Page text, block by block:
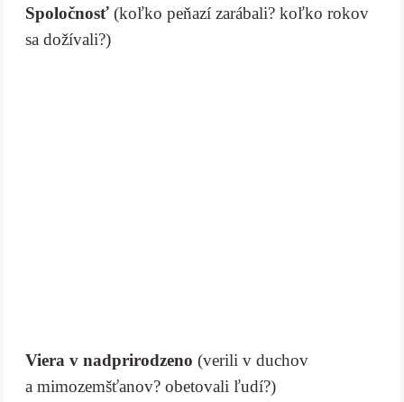
Spoločnosť (koľko peňazí zarábali? koľko rokov
sa dožívali?)
Viera v nadprirodzeno (verili v duchov
a mimozemšťanov? obetovali ľudí?)